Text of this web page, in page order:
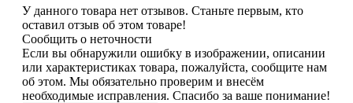
У данного товара нет отзывов. Станьте первым, кто
оставил отзыв об этом товаре!
Сообщить о неточности
Если вы обнаружили ошибку в изображении, описании
или характеристиках товара, пожалуйста, сообщите нам
об этом. Мы обязательно проверим и внесём
необходимые исправления. Спасибо за ваше понимание!